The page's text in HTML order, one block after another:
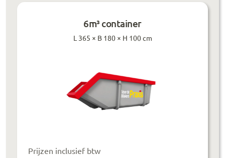
6m³ container
L 365 × B 180 × H 100 cm
Prijzen inclusief btw